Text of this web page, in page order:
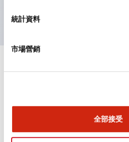
統計資料
市場營銷
全部接受
文件和檔案
型錄和宣傳手冊 CAD檔 認證與標準